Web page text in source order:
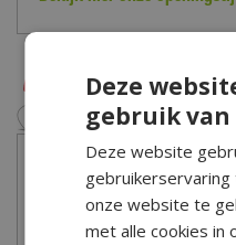
uit? Dan kun je altijd contact
Deze
gebruik van
Deze website
onze website te
met alle cookies in